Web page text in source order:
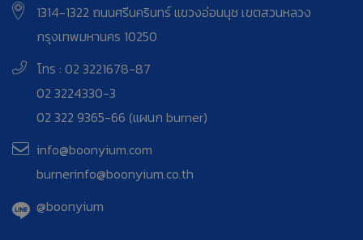
1314-1322 ถนนศรีนครินทร์ แขวงอ่อนนุช เขตสวนหลวง
กรุงเทพมหานคร 10250
โทร : 02 3221678-87
02 3224330-3
02 322 9365-66 (แผนก burner)
info@boonyium.com
burnerinfo@boonyium.co.th
@boonyium